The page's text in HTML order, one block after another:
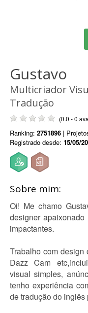
Gustavo
Multicriador
Tradução
(0.0 - 0
Ranking: 2751896 |
Registrado desde: 15/05/
Sobre mim:
Oi! Me chamo
designer
impactantes.
Trabalho com design
Dazz Cam
visual simples,
tenho experiência
de tradução do inglês